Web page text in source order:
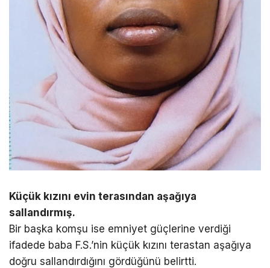
Küçük kızını evin terasından aşağıya
sallandırmış.
Bir başka komşu ise emniyet güçlerine verdiği
ifadede baba F.S.’nin küçük kızını terastan aşağıya
doğru sallandırdığını gördüğünü belirtti.